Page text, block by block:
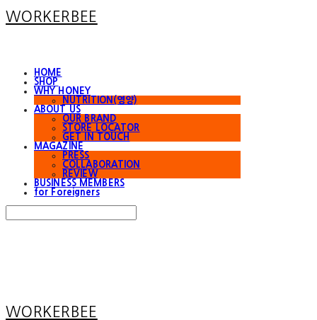
WORKERBEE
HOME
SHOP
WHY HONEY
NUTRITION(영양)
ABOUT US
OUR BRAND
STORE LOCATOR
GET IN TOUCH
MAGAZINE
PRESS
COLLABORATION
REVIEW
BUSINESS MEMBERS
for Foreigners
WORKERBEE